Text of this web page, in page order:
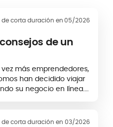
corta duración en05/2026
de un
más emprendedores,
han decidido viajar
su negocio en línea.
corta duración en 03/2026